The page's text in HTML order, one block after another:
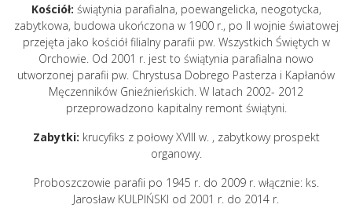
Kościół: świątynia parafialna, poewangelicka, neogotycka,
zabytkowa, budowa ukończona w 1900 r., po II wojnie światowej
przejęta jako kościół filialny parafii pw. Wszystkich Świętych w
Orchowie. Od 2001 r. jest to świątynia parafialna nowo
utworzonej parafii pw. Chrystusa Dobrego Pasterza i Kapłanów
Męczenników Gnieźnieńskich. W latach 2002- 2012
przeprowadzono kapitalny remont świątyni.
Zabytki: krucyfiks z połowy XVIII w. , zabytkowy prospekt
organowy.
Proboszczowie parafii po 1945 r. do 2009 r. włącznie: ks.
Jarosław KULPIŃSKI od 2001 r. do 2014 r.